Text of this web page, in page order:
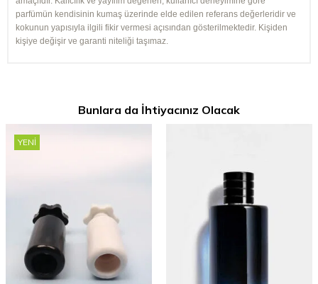
parfümün kendisinin kumaş üzerinde elde edilen referans değerleridir ve
kokunun yapısıyla ilgili fikir vermesi açısından gösterilmektedir. Kişiden
kişiye değişir ve garanti niteliği taşımaz.
Bunlara da İhtiyacınız Olacak
YENI